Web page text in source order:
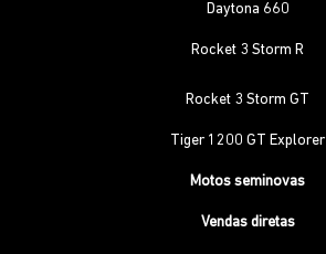
Daytona 660
Rocket 3 Storm R
Rocket 3 Storm GT
Tiger 1200 GT Explorer
Motos seminovas
Vendas diretas